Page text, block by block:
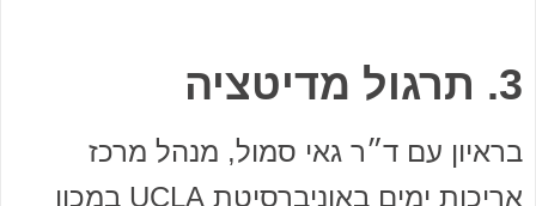
3. תרגול מדיטציה
בראיון עם ד״ר גאי סמול, מנהל מרכז
אריכות ימים באוניברסיטת UCLA במכון